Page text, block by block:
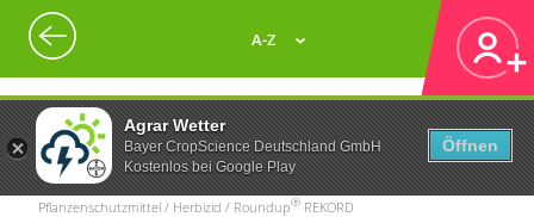
Agrar Wetter
Bayer CropScience Deutschland GmbH
Kostenlos bei Google Play
Öffnen
A-Z
Pflanzenschutzmittel / Herbizid / Roundup® REKORD